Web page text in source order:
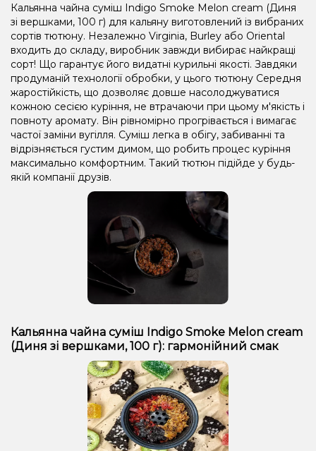
Кальянна чайна суміш Indigo Smoke Melon cream (Диня
зі вершками, 100 г) для кальяну виготовлений із вибраних
сортів тютюну. Незалежно Virginia, Burley або Oriental
входить до складу, виробник завжди вибирає найкращі
сорт! Що гарантує його видатні курильні якості. Завдяки
продуманій технології обробки, у цього тютюну Середня
жаростійкість, що дозволяє довше насолоджуватися
кожною сесією куріння, не втрачаючи при цьому м'якість і
повноту аромату. Він рівномірно прогрівається і вимагає
частої заміни вугілля. Суміш легка в обігу, забиванні та
відрізняється густим димом, що робить процес куріння
максимально комфортним. Такий тютюн підійде у будь-
якій компанії друзів.
Кальянна чайна суміш Indigo Smoke Melon cream
(Диня зі вершками, 100 г): гармонійний смак